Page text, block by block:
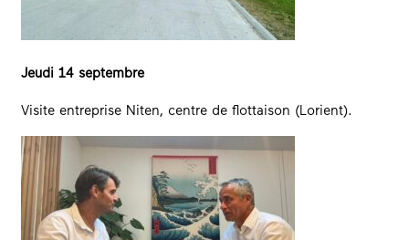
Jeudi 14 septembre
Visite entreprise Niten, centre de flottaison (Lorient).